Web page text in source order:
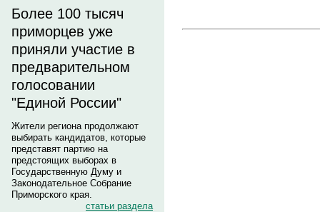
Более 100 тысяч
приморцев уже
приняли участие в
предварительном
голосовании
"Единой России"
Жители региона продолжают
выбирать кандидатов, которые
представят партию на
предстоящих выборах в
Государственную Думу и
Законодательное Собрание
Приморского края.
статьи раздела